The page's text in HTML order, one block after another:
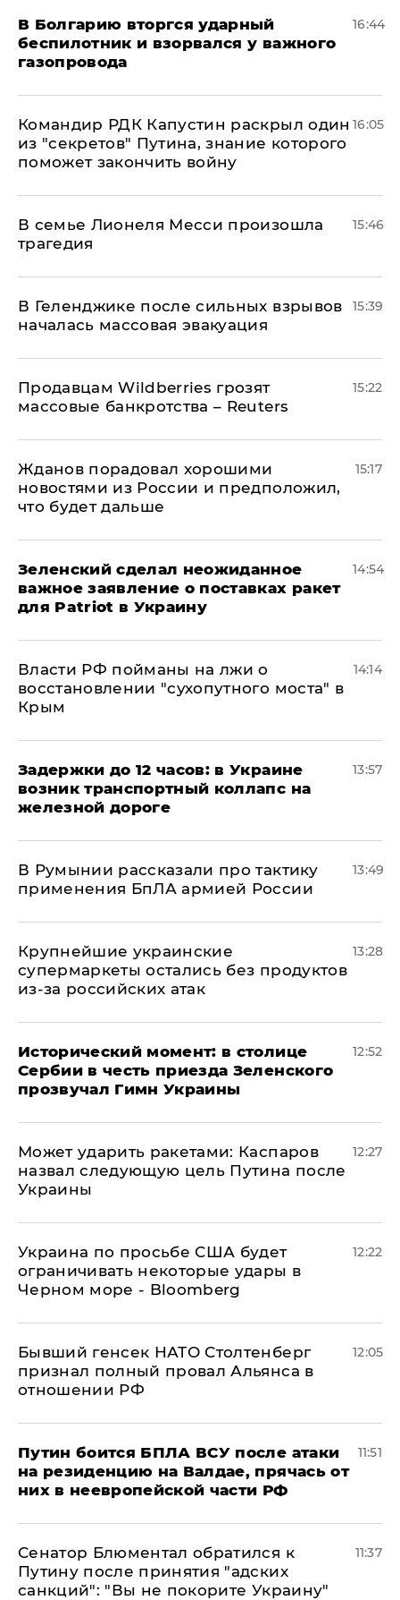
В Болгарию вторгся ударный
беспилотник и взорвался у важного
газопровода
16:44
Командир РДК Капустин раскрыл один
из "секретов" Путина, знание которого
поможет закончить войну
16:05
В семье Лионеля Месси произошла
трагедия
15:46
В Геленджике после сильных взрывов
началась массовая эвакуация
15:39
Продавцам Wildberries грозят
массовые банкротства – Reuters
15:22
Жданов порадовал хорошими
новостями из России и предположил,
что будет дальше
15:17
Зеленский сделал неожиданное
важное заявление о поставках ракет
для Patriot в Украину
14:54
Власти РФ пойманы на лжи о
восстановлении "сухопутного моста" в
Крым
14:14
Задержки до 12 часов: в Украине
возник транспортный коллапс на
железной дороге
13:57
В Румынии рассказали про тактику
применения БпЛА армией России
13:49
Крупнейшие украинские
супермаркеты остались без продуктов
из-за российских атак
13:28
Исторический момент: в столице
Сербии в честь приезда Зеленского
прозвучал Гимн Украины
12:52
Может ударить ракетами: Каспаров
назвал следующую цель Путина после
Украины
12:27
Украина по просьбе США будет
ограничивать некоторые удары в
Черном море - Bloomberg
12:22
Бывший генсек НАТО Столтенберг
признал полный провал Альянса в
отношении РФ
12:05
Путин боится БПЛА ВСУ после атаки
на резиденцию на Валдае, прячась от
них в неевропейской части РФ
11:51
Сенатор Блюментал обратился к
Путину после принятия "адских
санкций": "Вы не покорите Украину"
11:37